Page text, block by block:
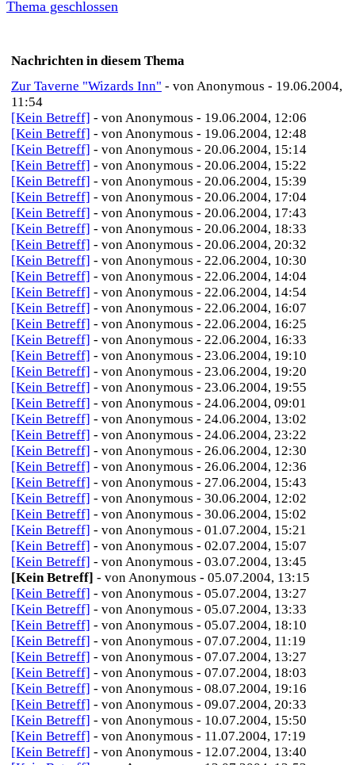
Thema geschlossen
Nachrichten in diesem Thema
Zur Taverne "Wizards Inn" - von Anonymous - 19.06.2004,
11:54
[Kein Betreff] - von Anonymous - 19.06.2004, 12:06
[Kein Betreff] - von Anonymous - 19.06.2004, 12:48
[Kein Betreff] - von Anonymous - 20.06.2004, 15:14
[Kein Betreff] - von Anonymous - 20.06.2004, 15:22
[Kein Betreff] - von Anonymous - 20.06.2004, 15:39
[Kein Betreff] - von Anonymous - 20.06.2004, 17:04
[Kein Betreff] - von Anonymous - 20.06.2004, 17:43
[Kein Betreff] - von Anonymous - 20.06.2004, 18:33
[Kein Betreff] - von Anonymous - 20.06.2004, 20:32
[Kein Betreff] - von Anonymous - 22.06.2004, 10:30
[Kein Betreff] - von Anonymous - 22.06.2004, 14:04
[Kein Betreff] - von Anonymous - 22.06.2004, 14:54
[Kein Betreff] - von Anonymous - 22.06.2004, 16:07
[Kein Betreff] - von Anonymous - 22.06.2004, 16:25
[Kein Betreff] - von Anonymous - 22.06.2004, 16:33
[Kein Betreff] - von Anonymous - 23.06.2004, 19:10
[Kein Betreff] - von Anonymous - 23.06.2004, 19:20
[Kein Betreff] - von Anonymous - 23.06.2004, 19:55
[Kein Betreff] - von Anonymous - 24.06.2004, 09:01
[Kein Betreff] - von Anonymous - 24.06.2004, 13:02
[Kein Betreff] - von Anonymous - 24.06.2004, 23:22
[Kein Betreff] - von Anonymous - 26.06.2004, 12:30
[Kein Betreff] - von Anonymous - 26.06.2004, 12:36
[Kein Betreff] - von Anonymous - 27.06.2004, 15:43
[Kein Betreff] - von Anonymous - 30.06.2004, 12:02
[Kein Betreff] - von Anonymous - 30.06.2004, 15:02
[Kein Betreff] - von Anonymous - 01.07.2004, 15:21
[Kein Betreff] - von Anonymous - 02.07.2004, 15:07
[Kein Betreff] - von Anonymous - 03.07.2004, 13:45
[Kein Betreff] - von Anonymous - 05.07.2004, 13:15
[Kein Betreff] - von Anonymous - 05.07.2004, 13:27
[Kein Betreff] - von Anonymous - 05.07.2004, 13:33
[Kein Betreff] - von Anonymous - 05.07.2004, 18:10
[Kein Betreff] - von Anonymous - 07.07.2004, 11:19
[Kein Betreff] - von Anonymous - 07.07.2004, 13:27
[Kein Betreff] - von Anonymous - 07.07.2004, 18:03
[Kein Betreff] - von Anonymous - 08.07.2004, 19:16
[Kein Betreff] - von Anonymous - 09.07.2004, 20:33
[Kein Betreff] - von Anonymous - 10.07.2004, 15:50
[Kein Betreff] - von Anonymous - 11.07.2004, 17:19
[Kein Betreff] - von Anonymous - 12.07.2004, 13:40